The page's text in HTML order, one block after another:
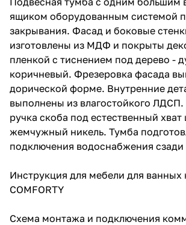
ящиком оборудованным системой
закрывания. Фасад и боковые
изготовлены из МДФ и покрыты
пленкой с тиснением под дерево -
коричневый. Фрезеровка фасада
дорической форме. Внутренние
выполнены из влагостойкого ЛДСП.
ручка скоба под естественный хват
жемчужный никель. Тумба
подключения водоснабжения сзади
Инструкция для мебели для ванных
COMFORTY
Схема монтажа и подключения